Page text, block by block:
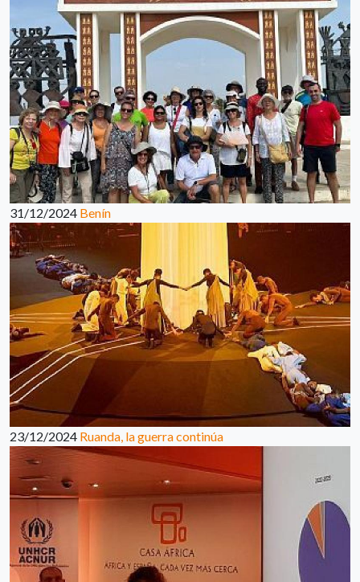
31/12/2024 Benín
23/12/2024 Ruanda, la guerra continúa